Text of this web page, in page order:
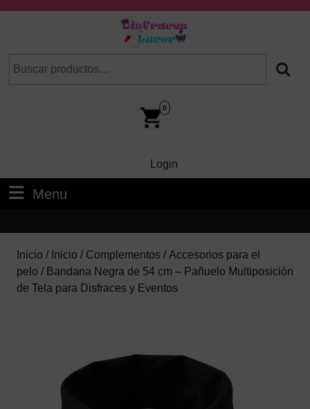
Cuando hay resultados autocompletados, puedes utilizar
0
LoginLogin
Menu
Inicio / Inicio / Complementos / Accesorios para el
pelo / Bandana Negra de 54 cm – Pañuelo Multiposición
de Tela para Disfraces y Eventos